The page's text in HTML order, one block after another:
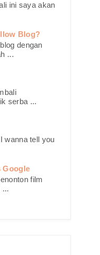
ini saya akan
Blog?
dengan
...
serba ...
wanna tell you
Google
film
...